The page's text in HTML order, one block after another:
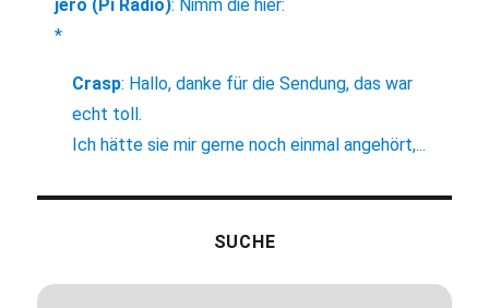
jero (Pi Radio): Nimm die hier:
*
Crasp: Hallo, danke für die Sendung, das war
echt toll.
Ich hätte sie mir gerne noch einmal angehört,...
SUCHE